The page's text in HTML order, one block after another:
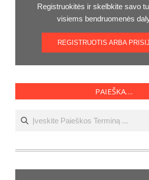
Registruokitės ir skelbkite savo
visiems bendruomenės
REGISTRUOTIS ARBA
PAIEŠKA….
Ieškoti